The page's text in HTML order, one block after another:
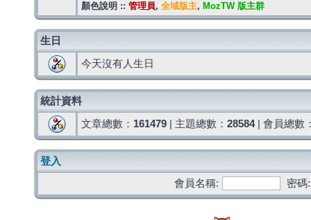
顏色說明 :: 管理員, 全域版主, MozTW 版主群
生日
今天沒有人生日
統計資料
文章總數： 161479 | 主題總數： 28584| 會員總數
登入
會員名稱:
密碼: